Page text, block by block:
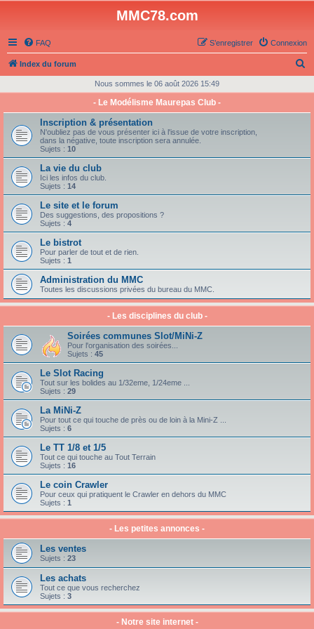
MMC78.com
FAQ Connexion
S’enregistrer
Index du forum
h
e
Nous sommes le 06 août 2026 15:49
- Le Modélisme Maurepas Club -
Inscription & présentation
N'oubliez pas de vous présenter ici à l'issue de votre inscription,
dans la négative, toute inscription sera annulée.
Sujets : 10
La vie du club
Ici les infos du club.
Sujets : 14
Le site et le forum
Des suggestions, des propositions ?
Sujets : 4
Le bistrot
Pour parler de tout et de rien.
Sujets : 1
Administration du MMC
Toutes les discussions privées du bureau du MMC.
- Les disciplines du club -
Soirées communes Slot/MiNi-Z
Pour l'organisation des soirées...
Sujets : 45
Le Slot Racing
Tout sur les bolides au 1/32eme, 1/24eme ...
Sujets : 29
La MiNi-Z
Pour tout ce qui touche de près ou de loin à la Mini-Z ...
Sujets : 6
Le TT 1/8 et 1/5
Tout ce qui touche au Tout Terrain
Sujets : 16
Le coin Crawler
Pour ceux qui pratiquent le Crawler en dehors du MMC
Sujets : 1
- Les petites annonces -
Les ventes
Sujets : 23
Les achats
Tout ce que vous recherchez
Sujets : 3
- Notre site internet -